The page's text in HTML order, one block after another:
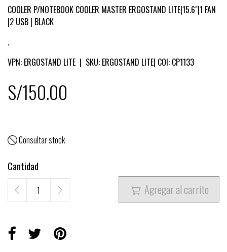
COOLER P/NOTEBOOK COOLER MASTER ERGOSTAND LITE|15.6"|1 FAN
|2 USB | BLACK
.
VPN: ERGOSTAND LITE | SKU: ERGOSTAND LITE| COI: CP1133
S/150.00
Consultar stock
Cantidad
 Agregar al carrito